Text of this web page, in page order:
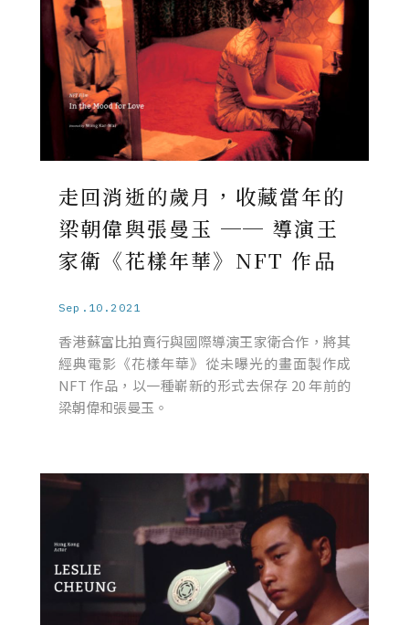
走回消逝的歲月，收藏當年的
梁朝偉與張曼玉 ── 導演王
家衛《花樣年華》NFT 作品
Sep.10.2021
香港蘇富比拍賣行與國際導演王家衛合作，將其
經典電影《花樣年華》從未曝光的畫面製作成
NFT 作品，以一種嶄新的形式去保存 20 年前的
梁朝偉和張曼玉。